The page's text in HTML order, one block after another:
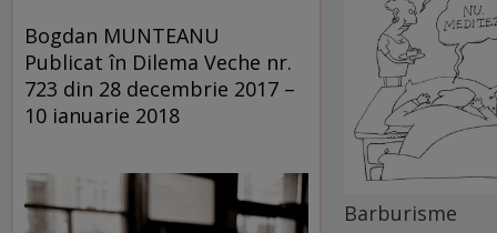
Bogdan MUNTEANU
Publicat în Dilema Veche nr.
723 din 28 decembrie 2017 –
10 ianuarie 2018
Barburisme